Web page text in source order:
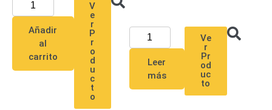
Añadir
al
carrito
V
e
r
P
r
o
d
u
c
t
o
Leer
más
Ve
r
Pr
od
uc
to